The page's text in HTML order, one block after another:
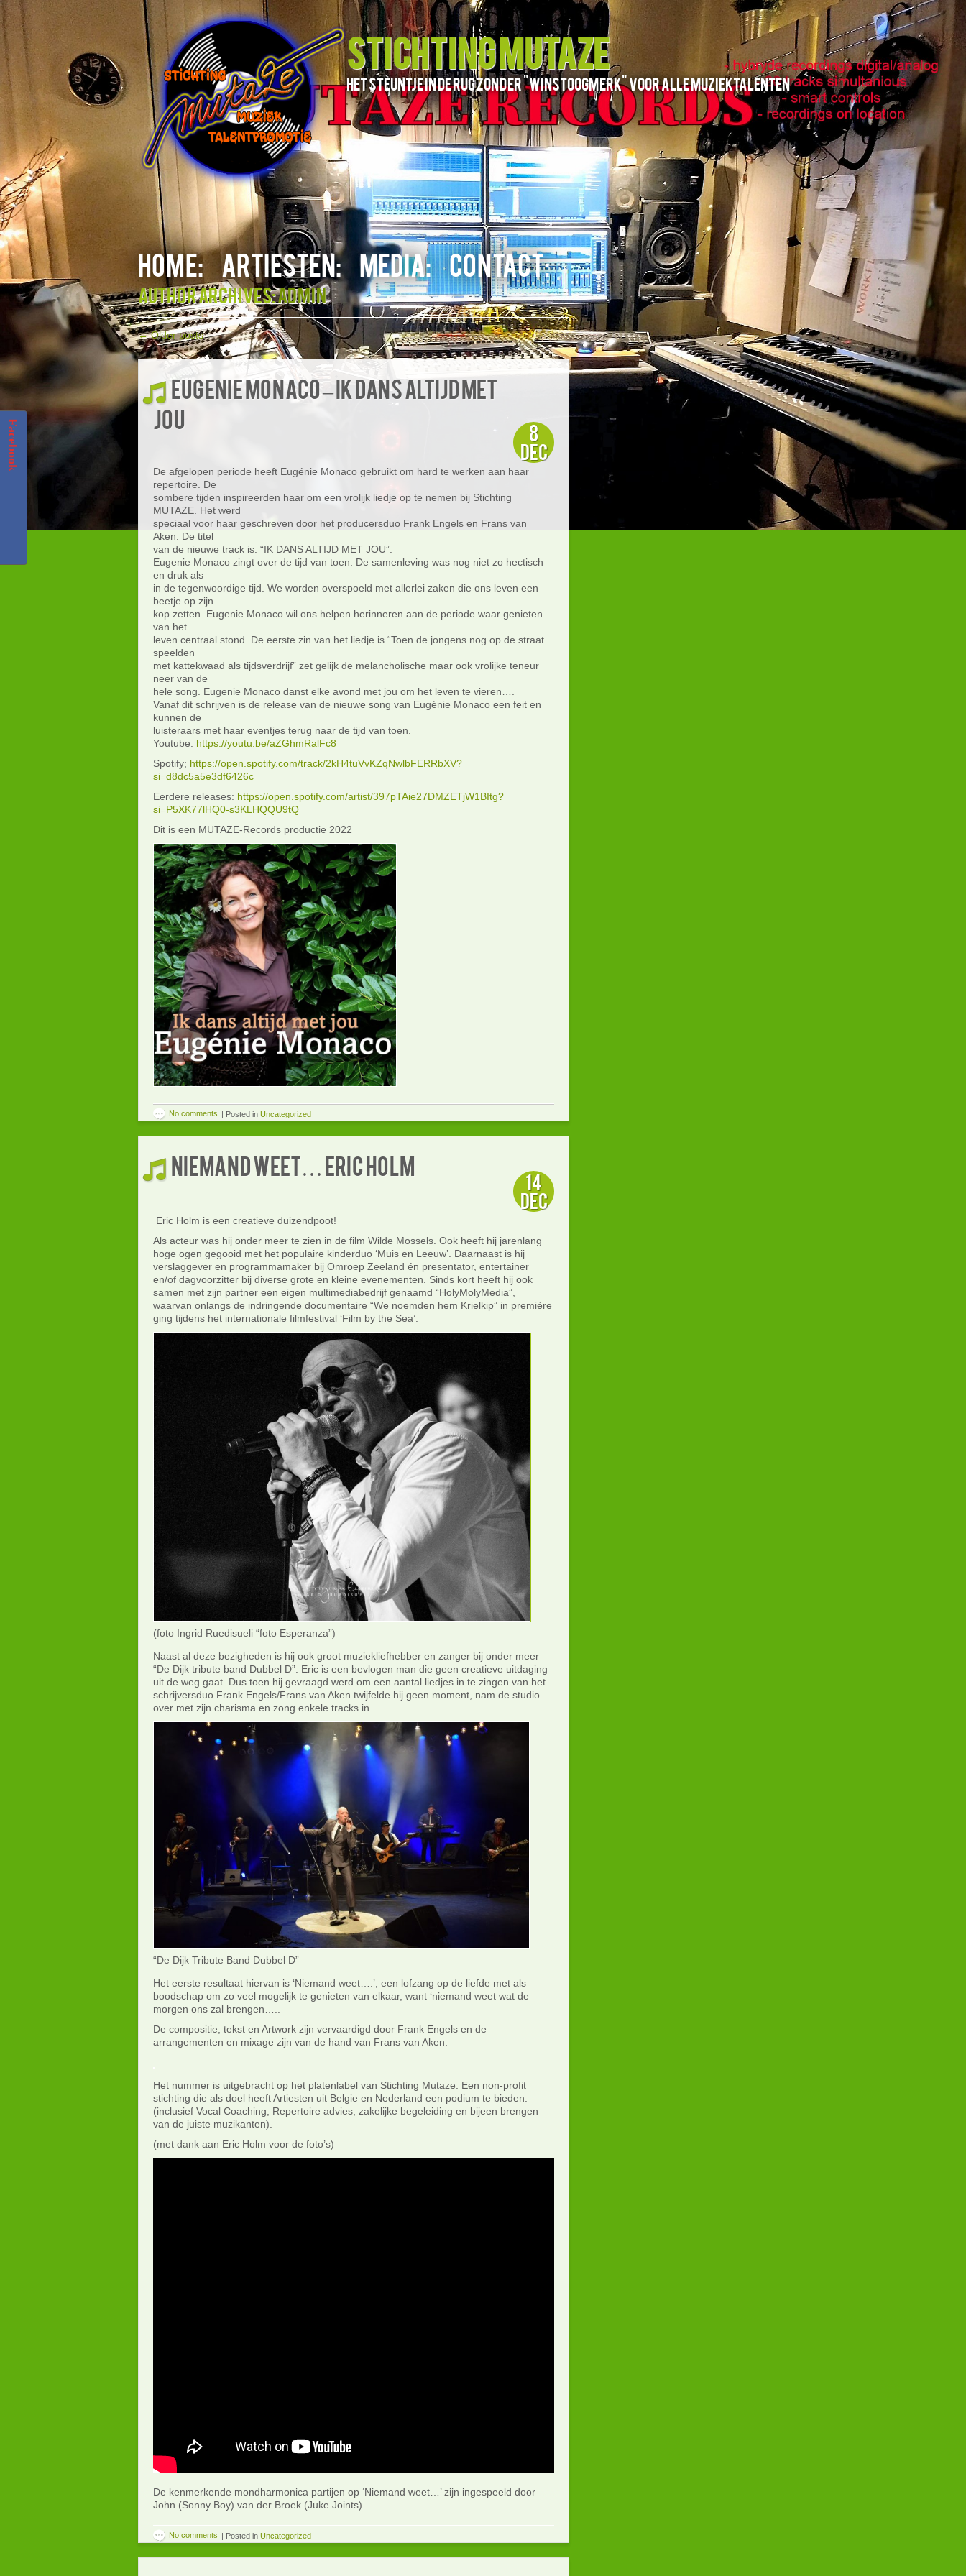
STICHTING MUTAZE
het steuntje in de rug zonder "winstoogmerk" voor alle muziektalenten
HOME: ARTIESTEN: MEDIA: CONTACT:
Author Archives:admin
←Older posts
Eugenie Monaco – Ik dans altijd met
jou
8
dec
De afgelopen periode heeft Eugénie Monaco gebruikt om hard te werken aan haar
repertoire. De
sombere tijden inspireerden haar om een vrolijk liedje op te nemen bij Stichting
MUTAZE. Het werd
speciaal voor haar geschreven door het producersduo Frank Engels en Frans van
Aken. De titel
van de nieuwe track is: “IK DANS ALTIJD MET JOU”.
Eugenie Monaco zingt over de tijd van toen. De samenleving was nog niet zo hectisch
en druk als
in de tegenwoordige tijd. We worden overspoeld met allerlei zaken die ons leven een
beetje op zijn
kop zetten. Eugenie Monaco wil ons helpen herinneren aan de periode waar genieten
van het
leven centraal stond. De eerste zin van het liedje is “Toen de jongens nog op de straat
speelden
met kattekwaad als tijdsverdrijf” zet gelijk de melancholische maar ook vrolijke teneur
neer van de
hele song. Eugenie Monaco danst elke avond met jou om het leven te vieren….
Vanaf dit schrijven is de release van de nieuwe song van Eugénie Monaco een feit en
kunnen de
luisteraars met haar eventjes terug naar de tijd van toen.
Youtube: https://youtu.be/aZGhmRalFc8
Spotify; https://open.spotify.com/track/2kH4tuVvKZqNwlbFERRbXV?
si=d8dc5a5e3df6426c
Eerdere releases: https://open.spotify.com/artist/397pTAie27DMZETjW1BItg?
si=P5XK77lHQ0-s3KLHQQU9tQ
Dit is een MUTAZE-Records productie 2022
No comments | Posted in Uncategorized
NIEMAND WEET… Eric Holm
14
dec
Eric Holm is een creatieve duizendpoot!
Als acteur was hij onder meer te zien in de film Wilde Mossels. Ook heeft hij jarenlang
hoge ogen gegooid met het populaire kinderduo ‘Muis en Leeuw’. Daarnaast is hij
verslaggever en programmamaker bij Omroep Zeeland én presentator, entertainer
en/of dagvoorzitter bij diverse grote en kleine evenementen. Sinds kort heeft hij ook
samen met zijn partner een eigen multimediabedrijf genaamd “HolyMolyMedia”,
waarvan onlangs de indringende documentaire “We noemden hem Krielkip” in première
ging tijdens het internationale filmfestival ‘Film by the Sea’.
(foto Ingrid Ruedisueli “foto Esperanza”)
Naast al deze bezigheden is hij ook groot muziekliefhebber en zanger bij onder meer
“De Dijk tribute band Dubbel D”. Eric is een bevlogen man die geen creatieve uitdaging
uit de weg gaat. Dus toen hij gevraagd werd om een aantal liedjes in te zingen van het
schrijversduo Frank Engels/Frans van Aken twijfelde hij geen moment, nam de studio
over met zijn charisma en zong enkele tracks in.
“De Dijk Tribute Band Dubbel D”
Het eerste resultaat hiervan is ‘Niemand weet….’, een lofzang op de liefde met als
boodschap om zo veel mogelijk te genieten van elkaar, want ‘niemand weet wat de
morgen ons zal brengen…..
De compositie, tekst en Artwork zijn vervaardigd door Frank Engels en de
arrangementen en mixage zijn van de hand van Frans van Aken.
Het nummer is uitgebracht op het platenlabel van Stichting Mutaze. Een non-profit
stichting die als doel heeft Artiesten uit Belgie en Nederland een podium te bieden.
(inclusief Vocal Coaching, Repertoire advies, zakelijke begeleiding en bijeen brengen
van de juiste muzikanten).
(met dank aan Eric Holm voor de foto’s)
De kenmerkende mondharmonica partijen op ‘Niemand weet…’ zijn ingespeeld door
John (Sonny Boy) van der Broek (Juke Joints).
No comments | Posted in Uncategorized
Facebook